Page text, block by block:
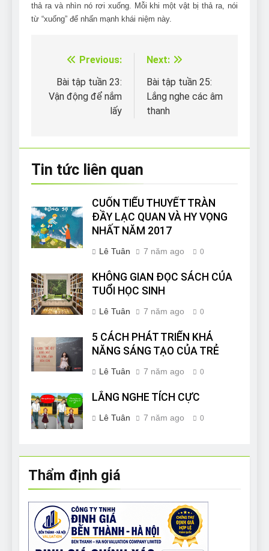
thả ra và nhìn nó rơi xuống. Mỗi khi một vật bị thả ra, nói
từ “xuống” để nhấn mạnh khái niệm này.
Điều
hướng
bài
Previous:
Bài tập tuần 23:
Vận động để nắm
lấy
Next:
Bài tập tuần 25:
Lắng nghe các âm
thanh
Tin tức liên quan
CUỐN TIỂU THUYẾT TRÀN
ĐẦY LẠC QUAN VÀ HY VỌNG
NHẤT NĂM 2017
Lê Tuân 7 năm ago 0
KHÔNG GIAN ĐỌC SÁCH CỦA
TUỔI HỌC SINH
Lê Tuân 7 năm ago 0
5 CÁCH PHÁT TRIỂN KHẢ
NĂNG SÁNG TẠO CỦA TRẺ
Lê Tuân 7 năm ago 0
LẮNG NGHE TÍCH CỰC
Lê Tuân 7 năm ago 0
Thẩm định giá